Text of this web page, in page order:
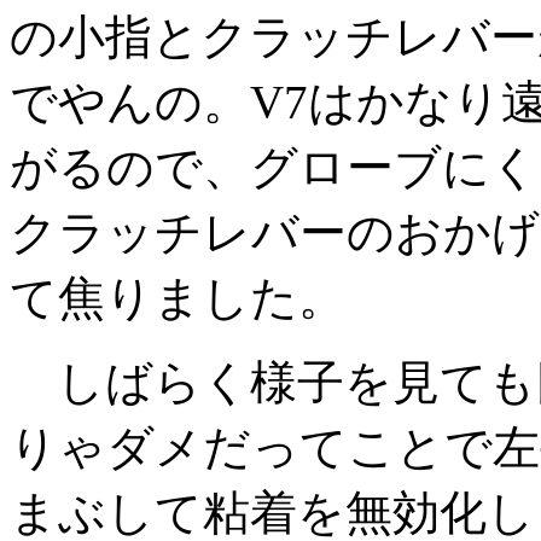
の小指とクラッチレバ
でやんの。V7はかなり
がるので、グローブに
クラッチレバーのおか
て焦りました。
しばらく様子を見て
りゃダメだってことで
まぶして粘着を無効化